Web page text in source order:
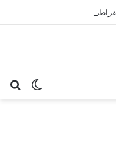
بلسان الاستعمار
الوضع